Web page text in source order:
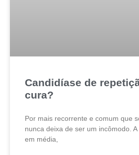
Candidíase de
cura?
Por mais recorrente e comum que
nunca deixa de ser um incômodo. A
em média,